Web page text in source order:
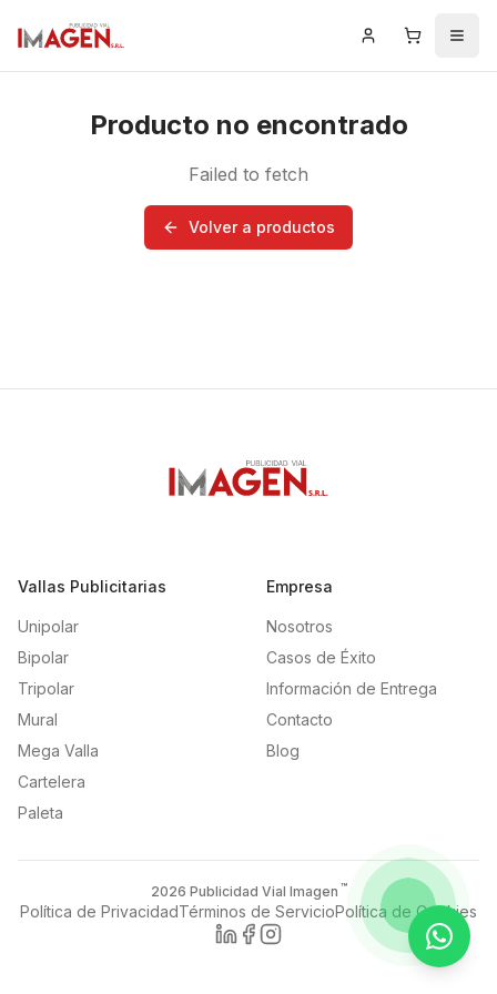
Iniciar Sesión
Carrito
Producto no encontrado
Failed to fetch
Volver a productos
Vallas Publicitarias
Unipolar
Bipolar
Tripolar
Mural
Mega Valla
Cartelera
Paleta
Empresa
Nosotros
Casos de Éxito
Información de Entrega
Contacto
Blog
2026 Publicidad Vial Imagen ™
Política de PrivacidadTérminos de ServicioPolítica de Cookies